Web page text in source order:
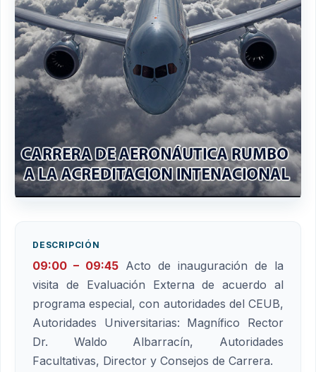
DESCRIPCIÓN
09:00 – 09:45 Acto de inauguración de la
visita de Evaluación Externa de acuerdo al
programa especial, con autoridades del CEUB,
Autoridades Universitarias: Magnífico Rector
Dr. Waldo Albarracín, Autoridades
Facultativas, Director y Consejos de Carrera.